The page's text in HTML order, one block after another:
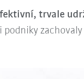
trvale
podniky